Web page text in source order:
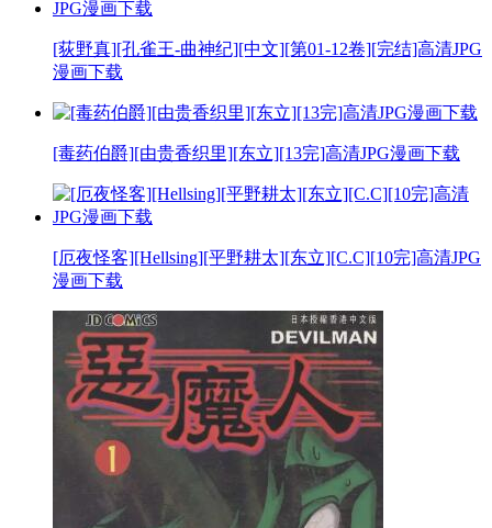
[荻野真][孔雀王-曲神纪][中文][第01-12卷][完结]高清JPG
漫画下载
[毒药伯爵][由贵香织里][东立][13完]高清JPG漫画下载
[厄夜怪客][Hellsing][平野耕太][东立][C.C][10完]高清JPG
漫画下载